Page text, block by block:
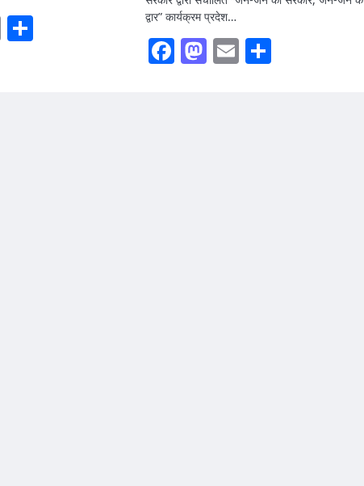
Email
द्वार” कार्यक्रम प्रदेश…
Facebook
Mastodon
Email